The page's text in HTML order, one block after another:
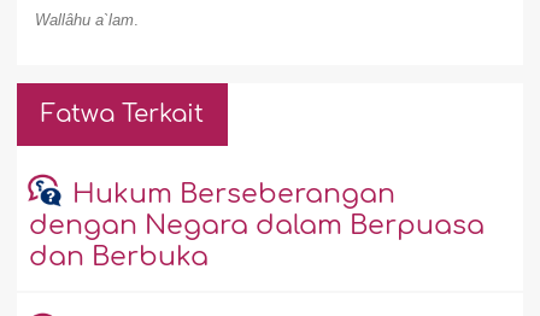
Wallâhu a`lam
Fatwa Terkait
Hukum Berseberangan
dengan Negara dalam Berpuasa
dan Berbuka